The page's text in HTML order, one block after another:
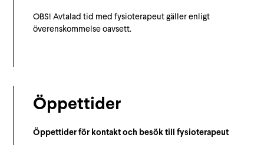
OBS! Avtalad tid med fysioterapeut gäller enligt
överenskommelse oavsett.
Öppettider
Öppettider för kontakt och besök till fysioterapeut